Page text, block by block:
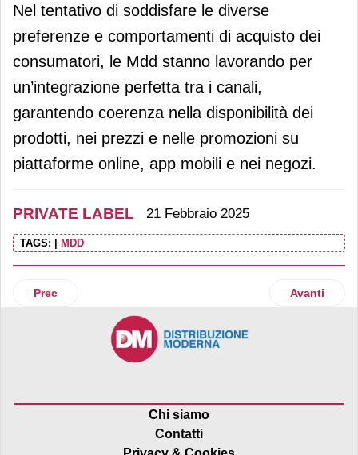
Nel tentativo di soddisfare le diverse
preferenze e comportamenti di acquisto dei
consumatori, le Mdd stanno lavorando per
un’integrazione perfetta tra i canali,
garantendo coerenza nella disponibilità dei
prodotti, nei prezzi e nelle promozioni su
piattaforme online, app mobili e nei negozi.
PRIVATE LABEL 21 Febbraio 2025
TAGS: MDD
Articolo precedente: Iper La grande i celebra la Pasqua
Prec Articolo
Avanti
Chi siamo
Contatti